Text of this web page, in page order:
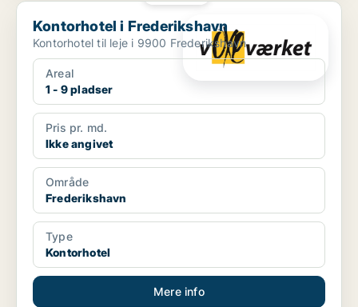
Kontorhotel i Frederikshavn
Kontorhotel i Frederikshavn
Kontorhotel til leje i 9900 Frederikshavn
Areal
1 - 9 pladser
Pris pr. md.
Ikke angivet
Område
Frederikshavn
Type
Kontorhotel
Mere info